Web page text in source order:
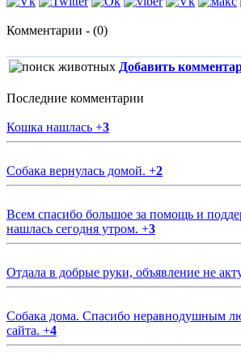
Комментарии - (0)
Добавить
Последние комментарии
Кошка нашлась +3
Собака вернулась домой. +2
Всем спасибо большое за помощь и
нашлась сегодня утром. +3
Отдала в добрые руки, объявление не
Собака дома. Спасибо неравнодушным
сайта. +4